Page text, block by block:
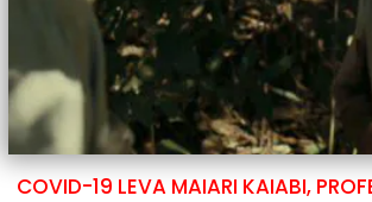
COVID-19 LEVA MAIARI KAIABI,